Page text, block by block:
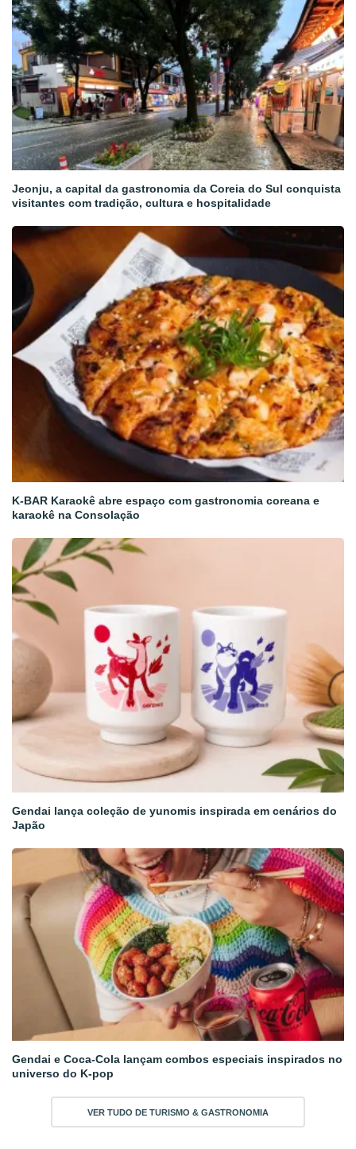
Jeonju, a capital da gastronomia da Coreia do Sul conquista
visitantes com tradição, cultura e hospitalidade
K-BAR Karaokê abre espaço com gastronomia coreana e
karaokê na Consolação
Gendai lança coleção de yunomis inspirada em cenários do
Japão
Gendai e Coca-Cola lançam combos especiais inspirados no
universo do K-pop
VER TUDO DE TURISMO & GASTRONOMIA